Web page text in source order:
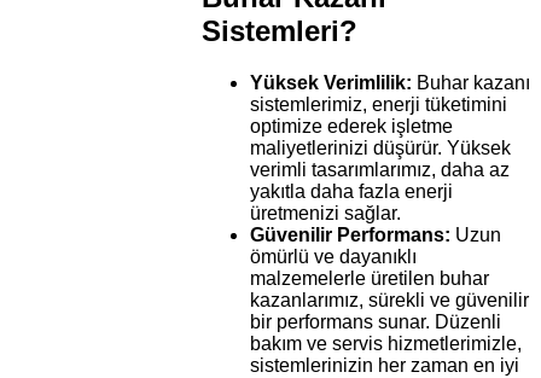
Sistemleri?
Yüksek Verimlilik: Buhar kazanı
sistemlerimiz, enerji tüketimini
optimize ederek işletme
maliyetlerinizi düşürür. Yüksek
verimli tasarımlarımız, daha az
yakıtla daha fazla enerji
üretmenizi sağlar.
Güvenilir Performans: Uzun
ömürlü ve dayanıklı
malzemelerle üretilen buhar
kazanlarımız, sürekli ve güvenilir
bir performans sunar. Düzenli
bakım ve servis hizmetlerimizle,
sistemlerinizin her zaman en iyi